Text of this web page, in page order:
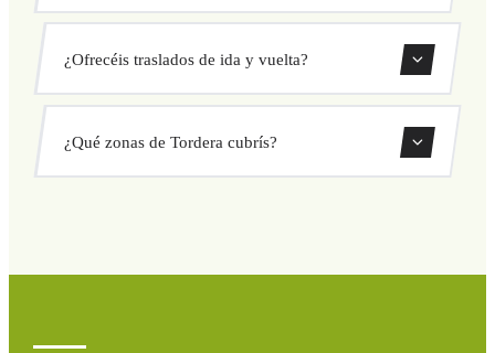
Nuestros traslados privados en Tordera tienen precio fijo
cerrado antes de salir. Sin cargos ocultos ni sorpresas.
¿Ofrecéis traslados de ida y vuelta?
directamente desde nuestro sistema de reservas.
¿Qué zonas de Tordera cubrís?